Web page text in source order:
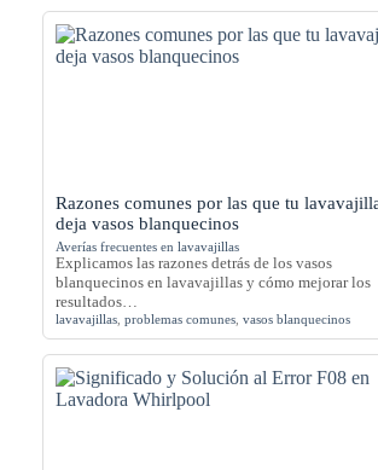
Razones comunes por las que tu
deja vasos blanquecinos
Averías frecuentes en lavavajillas
Explicamos las razones detrás de los vasos
blanquecinos en lavavajillas y cómo mejorar los
resultados…
lavavajillas problemas comunes vasos blanquecinos